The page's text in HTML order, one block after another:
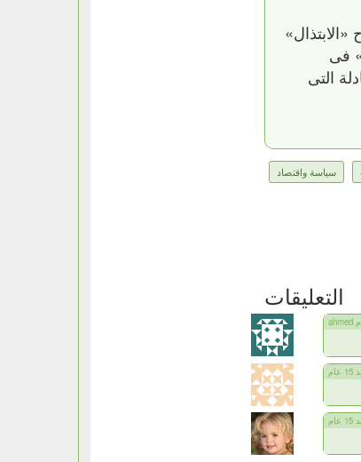
فى
التى
سياسة واقتصاد
التعليقات